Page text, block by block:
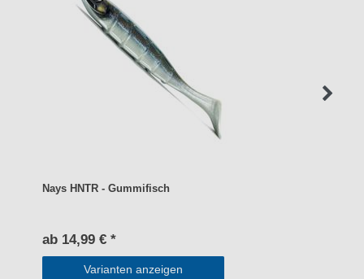
Nays HNTR - Gummifisch
ab 14,99 € *
Varianten anzeigen